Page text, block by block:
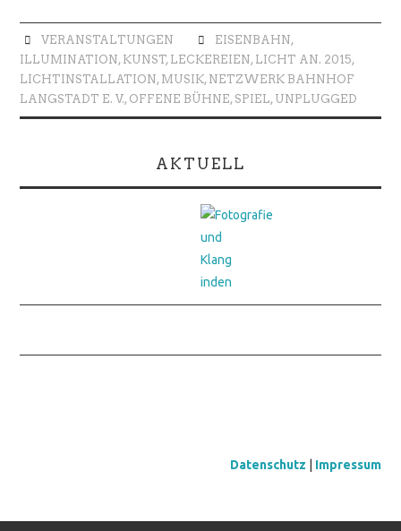
VERANSTALTUNGEN EISENBAHN,
ILLUMINATION, KUNST, LECKEREIEN, LICHT AN. 2015,
LICHTINSTALLATION, MUSIK, NETZWERK BAHNHOF
LANGSTADT E. V., OFFENE BÜHNE, SPIEL, UNPLUGGED
AKTUELL
Datenschutz Impressum